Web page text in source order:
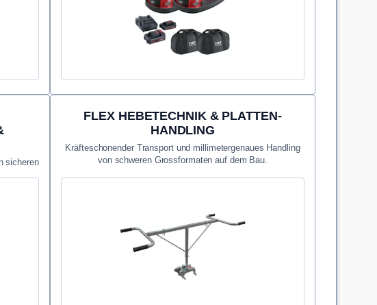
sicheren
FLEX HEBETECHNIK & PLATTEN-
HANDLING
Kräfteschonender Transport und millimetergenaues Handling
von schweren Grossformaten auf dem Bau.